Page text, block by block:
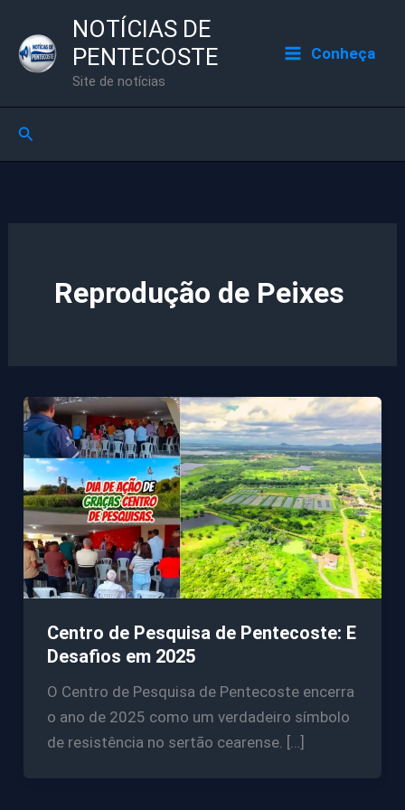
para
NOTÍCIAS DE
PENTECOSTE
Site de notícias
Conheça
Pesquisar
Reprodução de Peixes
Centro de Pesquisa de Pentecoste: E
Desafios em 2025
O Centro de Pesquisa de Pentecoste encerra
o ano de 2025 como um verdadeiro símbolo
de resistência no sertão cearense. […]